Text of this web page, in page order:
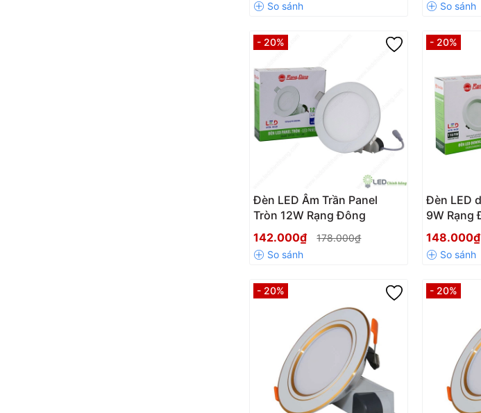
- 20%
Đèn LED Âm Trần Panel
Tròn 12W Rạng Đông
142.000₫
178.000₫
- 20%
Đèn LED
9W Rạng
148.000₫
- 20% - 20%